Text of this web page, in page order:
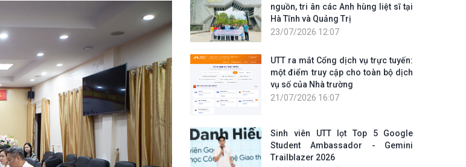
nguồn, tri ân các Anh hùng liệt sĩ tại
Hà Tĩnh và Quảng Trị
23/07/2026 12:07
UTT ra mắt Cổng dịch vụ trực tuyến:
một điểm truy cập cho toàn bộ dịch
vụ số của Nhà trường
21/07/2026 16:07
Sinh viên UTT lọt Top 5 Google
Student Ambassador - Gemini
Trailblazer 2026